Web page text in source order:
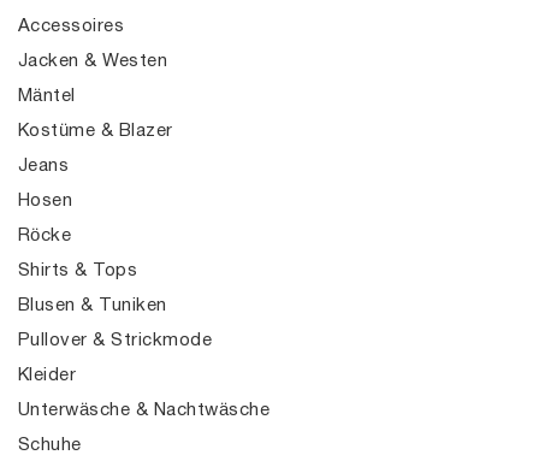
Accessoires
Jacken & Westen
Mäntel
Kostüme & Blazer
Jeans
Hosen
Röcke
Shirts & Tops
Blusen & Tuniken
Pullover & Strickmode
Kleider
Unterwäsche & Nachtwäsche
Schuhe